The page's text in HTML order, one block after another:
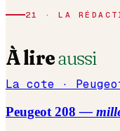
21 · LA
À lireaussi
La cote ·
Peugeot 208 —